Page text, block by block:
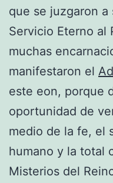
que se juzgaron a
Servicio Eterno al
muchas
manifestaron el
este eon, porque
oportunidad de
medio de la fe, el
humano y la total
Misterios del